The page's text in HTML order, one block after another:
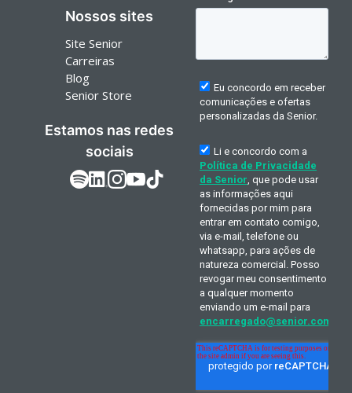
Nossos sites
Site Senior
Carreiras
Blog
Senior Store
Estamos nas redes
sociais